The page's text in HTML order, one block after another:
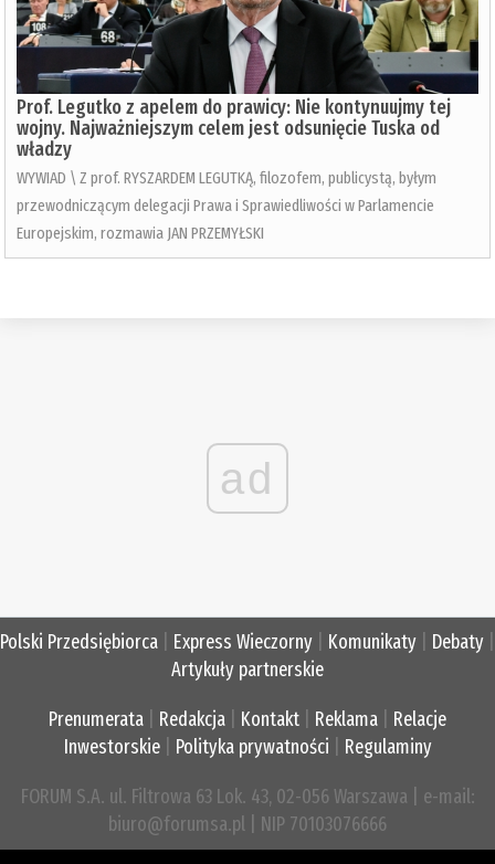
Prof. Legutko z apelem do prawicy: Nie kontynuujmy tej
wojny. Najważniejszym celem jest odsunięcie Tuska od
władzy
WYWIAD \ Z prof. RYSZARDEM LEGUTKĄ, filozofem, publicystą, byłym
przewodniczącym delegacji Prawa i Sprawiedliwości w Parlamencie
Europejskim, rozmawia JAN PRZEMYŁSKI
ad
Polski Przedsiębiorca Express Wieczorny Komunikaty Debaty
Artykuły partnerskie
Prenumerata Redakcja Kontakt Reklama
Relacje
Inwestorskie| Polityka prywatności Regulaminy
FORUM S.A. ul. Filtrowa 63 Lok. 43, 02-056 Warszawa | e-mail:
biuro@forumsa.pl | NIP 70103076666